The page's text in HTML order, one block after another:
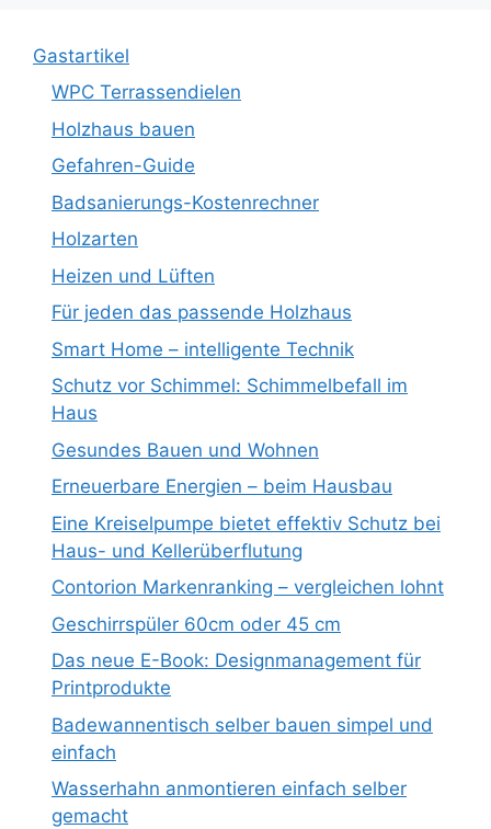
Gastartikel
WPC Terrassendielen
Holzhaus bauen
Gefahren-Guide
Badsanierungs-Kostenrechner
Holzarten
Heizen und Lüften
Für jeden das passende Holzhaus
Smart Home – intelligente Technik
Schutz vor Schimmel: Schimmelbefall im
Haus
Gesundes Bauen und Wohnen
Erneuerbare Energien – beim Hausbau
Eine Kreiselpumpe bietet effektiv Schutz bei
Haus- und Kellerüberflutung
Contorion Markenranking – vergleichen lohnt
Geschirrspüler 60cm oder 45 cm
Das neue E-Book: Designmanagement für
Printprodukte
Badewannentisch selber bauen simpel und
einfach
Wasserhahn anmontieren einfach selber
gemacht